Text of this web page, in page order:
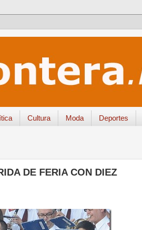
Cultura Moda Deportes
DE FERIA CON DIEZ